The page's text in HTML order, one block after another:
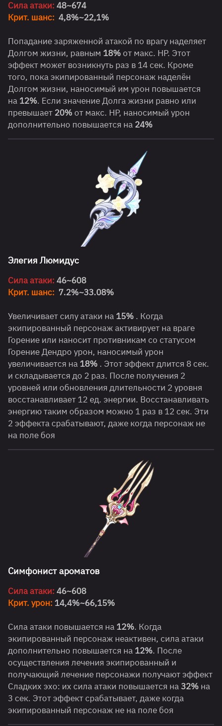
Сила атаки:48~674
Крит. шанс: 4,8%~22,1%
Попадание заряженной атакой по врагу наделяет
Долгом жизни, равным 18%от макс. HP. Этот
эффект может возникнуть раз в 14 сек. Кроме
того, пока экипированный персонаж наделён
Долгом жизни, наносимый им урон повышается
на 12%. Если значение Долга жизни равно или
превышает 20%от макс. HP, наносимый урон
дополнительно повышается на 24%
Элегия Люмидус
Сила атаки:46~608
Крит. шанс: 7.2%~33.08%
Увеличивает силу атаки на 15% . Когда
экипированный персонаж активирует на враге
Горение или наносит противникам со статусом
Горение Дендро урон, наносимый урон
увеличивается на 18% . Этот эффект длится 8 сек.
и складывается до 2 раз. После получения 2
уровней или обновления длительности 2 уровня
восстанавливает 12 ед. энергии. Восстанавливать
энергию таким образом можно 1 раз в 12 сек. Эти
2 эффекта срабатывают, даже когда персонаж не
на поле боя
Симфонист ароматов
Сила атаки:46~608
Крит. урон: 14,4%~66,15%
Сила атаки повышается на 12%. Когда
экипированный персонаж неактивен, сила атаки
дополнительно повышается на 12%. После
осуществления лечения экипированный и
получающий лечение персонажи получают эффект
Сладких эхо: их сила атаки повышается на 32% на
3 сек. Этот эффект срабатывает, даже когда
экипированный персонаж не на поле боя